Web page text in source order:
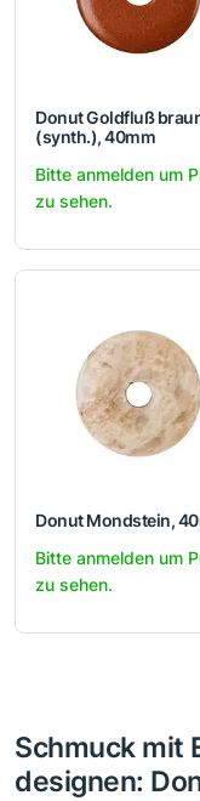
Donut Goldfluß
(synth.), 40mm
Bitte anmelden um
zu sehen.
Donut Mondstein,
Bitte anmelden um
zu sehen.
Schmuck mit
designen: